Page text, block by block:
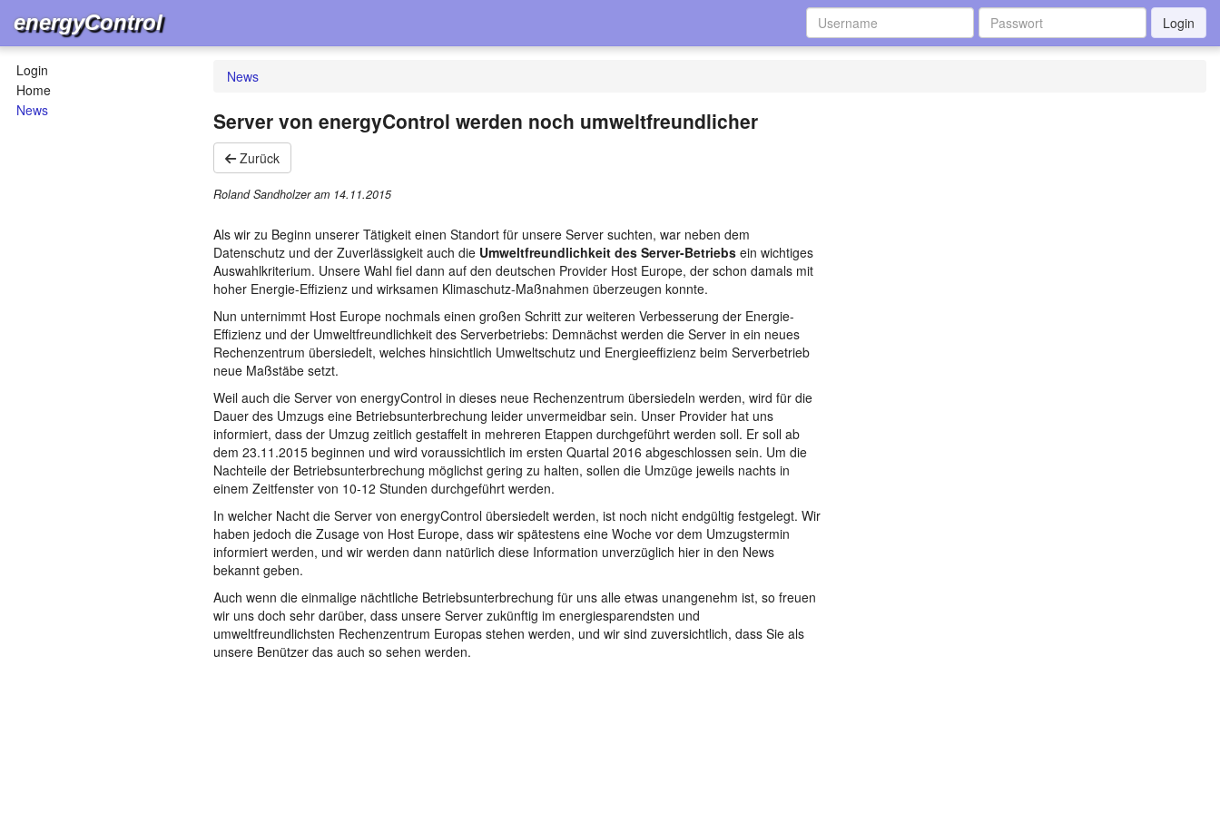
energyControl
Login
Home
News
News
Server von energyControl werden noch umweltfreundlicher
Zurück
Roland Sandholzer am 14.11.2015
Als wir zu Beginn unserer Tätigkeit einen Standort für unsere Server suchten, war neben dem
Datenschutz und der Zuverlässigkeit auch die Umweltfreundlichkeit des Server-Betriebs ein wichtiges
Auswahlkriterium. Unsere Wahl fiel dann auf den deutschen Provider Host Europe, der schon damals mit
hoher Energie-Effizienz und wirksamen Klimaschutz-Maßnahmen überzeugen konnte.
Nun unternimmt Host Europe nochmals einen großen Schritt zur weiteren Verbesserung der Energie-
Effizienz und der Umweltfreundlichkeit des Serverbetriebs: Demnächst werden die Server in ein neues
Rechenzentrum übersiedelt, welches hinsichtlich Umweltschutz und Energieeffizienz beim Serverbetrieb
neue Maßstäbe setzt.
Weil auch die Server von energyControl in dieses neue Rechenzentrum übersiedeln werden, wird für die
Dauer des Umzugs eine Betriebsunterbrechung leider unvermeidbar sein. Unser Provider hat uns
informiert, dass der Umzug zeitlich gestaffelt in mehreren Etappen durchgeführt werden soll. Er soll ab
dem 23.11.2015 beginnen und wird voraussichtlich im ersten Quartal 2016 abgeschlossen sein. Um die
Nachteile der Betriebsunterbrechung möglichst gering zu halten, sollen die Umzüge jeweils nachts in
einem Zeitfenster von 10-12 Stunden durchgeführt werden.
In welcher Nacht die Server von energyControl übersiedelt werden, ist noch nicht endgültig festgelegt. Wir
haben jedoch die Zusage von Host Europe, dass wir spätestens eine Woche vor dem Umzugstermin
informiert werden, und wir werden dann natürlich diese Information unverzüglich hier in den News
bekannt geben.
Auch wenn die einmalige nächtliche Betriebsunterbrechung für uns alle etwas unangenehm ist, so freuen
wir uns doch sehr darüber, dass unsere Server zukünftig im energiesparendsten und
umweltfreundlichsten Rechenzentrum Europas stehen werden, und wir sind zuversichtlich, dass Sie als
unsere Benützer das auch so sehen werden.